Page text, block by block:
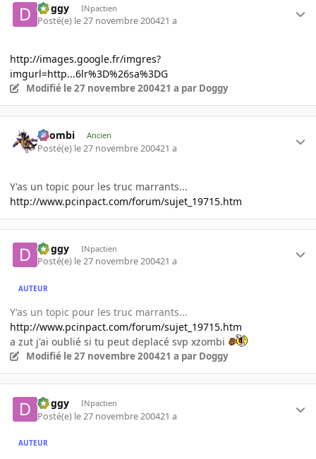
Doggy INpactien
Posté(e) le 27 novembre 200421 a
http://images.google.fr/imgres?
imgurl=http...6lr%3D%26sa%3DG
Modifié le 27 novembre 200421 a par Doggy
XZombi Ancien
Posté(e) le 27 novembre 200421 a
Y'as un topic pour les truc marrants...
http://www.pcinpact.com/forum/sujet_19715.htm
Doggy INpactien
Posté(e) le 27 novembre 200421 a
AUTEUR
Y'as un topic pour les truc marrants...
http://www.pcinpact.com/forum/sujet_19715.htm
a zut j'ai oublié si tu peut deplacé svp xzombi
Modifié le 27 novembre 200421 a par Doggy
Doggy INpactien
Posté(e) le 27 novembre 200421 a
AUTEUR